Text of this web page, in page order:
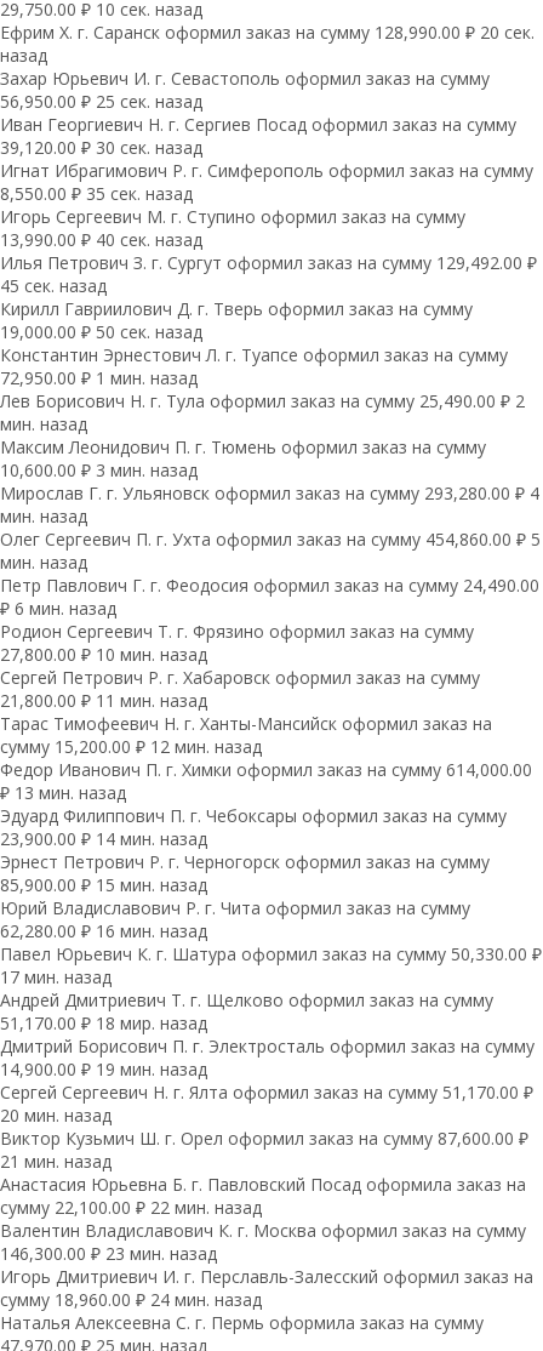
29,750.00 ₽ 10 сек. назад
Ефрим Х. г. Саранск оформил заказ на сумму 128,990.00 ₽ 20 сек.
назад
Захар Юрьевич И. г. Севастополь оформил заказ на сумму
56,950.00 ₽ 25 сек. назад
Иван Георгиевич Н. г. Сергиев Посад оформил заказ на сумму
39,120.00 ₽ 30 сек. назад
Игнат Ибрагимович Р. г. Симферополь оформил заказ на сумму
8,550.00 ₽ 35 сек. назад
Игорь Сергеевич М. г. Ступино оформил заказ на сумму
13,990.00 ₽ 40 сек. назад
Илья Петрович З. г. Сургут оформил заказ на сумму 129,492.00 ₽
45 сек. назад
Кирилл Гавриилович Д. г. Тверь оформил заказ на сумму
19,000.00 ₽ 50 сек. назад
Константин Эрнестович Л. г. Туапсе оформил заказ на сумму
72,950.00 ₽ 1 мин. назад
Лев Борисович Н. г. Тула оформил заказ на сумму 25,490.00 ₽ 2
мин. назад
Максим Леонидович П. г. Тюмень оформил заказ на сумму
10,600.00 ₽ 3 мин. назад
Мирослав Г. г. Ульяновск оформил заказ на сумму 293,280.00 ₽ 4
мин. назад
Олег Сергеевич П. г. Ухта оформил заказ на сумму 454,860.00 ₽ 5
мин. назад
Петр Павлович Г. г. Феодосия оформил заказ на сумму 24,490.00
₽ 6 мин. назад
Родион Сергеевич Т. г. Фрязино оформил заказ на сумму
27,800.00 ₽ 10 мин. назад
Сергей Петрович Р. г. Хабаровск оформил заказ на сумму
21,800.00 ₽ 11 мин. назад
Тарас Тимофеевич Н. г. Ханты-Мансийск оформил заказ на
сумму 15,200.00 ₽ 12 мин. назад
Федор Иванович П. г. Химки оформил заказ на сумму 614,000.00
₽ 13 мин. назад
Эдуард Филиппович П. г. Чебоксары оформил заказ на сумму
23,900.00 ₽ 14 мин. назад
Эрнест Петрович Р. г. Черногорск оформил заказ на сумму
85,900.00 ₽ 15 мин. назад
Юрий Владиславович Р. г. Чита оформил заказ на сумму
62,280.00 ₽ 16 мин. назад
Павел Юрьевич К. г. Шатура оформил заказ на сумму 50,330.00 ₽
17 мин. назад
Андрей Дмитриевич Т. г. Щелково оформил заказ на сумму
51,170.00 ₽ 18 мир. назад
Дмитрий Борисович П. г. Электросталь оформил заказ на сумму
14,900.00 ₽ 19 мин. назад
Сергей Сергеевич Н. г. Ялта оформил заказ на сумму 51,170.00 ₽
20 мин. назад
Виктор Кузьмич Ш. г. Орел оформил заказ на сумму 87,600.00 ₽
21 мин. назад
Анастасия Юрьевна Б. г. Павловский Посад оформила заказ на
сумму 22,100.00 ₽ 22 мин. назад
Валентин Владиславович К. г. Москва оформил заказ на сумму
146,300.00 ₽ 23 мин. назад
Игорь Дмитриевич И. г. Перславль-Залесский оформил заказ на
сумму 18,960.00 ₽ 24 мин. назад
Наталья Алексеевна С. г. Пермь оформила заказ на сумму
47,970.00 ₽ 25 мин. назад